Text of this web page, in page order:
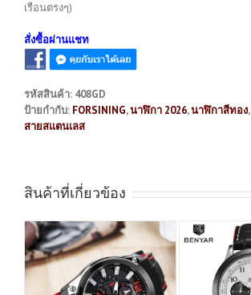
เรือนตรงๆ)
สั่งซื้อผ่านแชท
รหัสสินค้า: 408GD
ป้ายกำกับ: FORSINING,นาฬิกา 2026,นาฬิกาสีทอง,
สายสแตนเลส
สินค้าที่เกี่ยวข้อง